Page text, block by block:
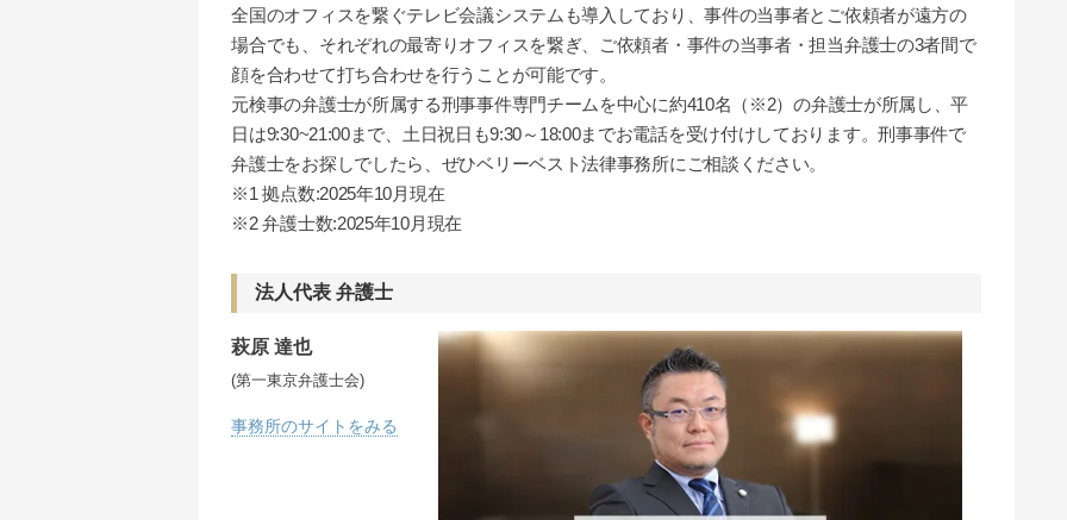
全国のオフィスを繋ぐテレビ会議システムも導入しており、事件の当事者とご依頼者が遠方の
場合でも、それぞれの最寄りオフィスを繋ぎ、ご依頼者・事件の当事者・担当弁護士の3者間で
顔を合わせて打ち合わせを行うことが可能です。
元検事の弁護士が所属する刑事事件専門チームを中心に約410名（※2）の弁護士が所属し、平
日は9:30~21:00まで、土日祝日も9:30～18:00までお電話を受け付けしております。刑事事件で
弁護士をお探しでしたら、ぜひベリーベスト法律事務所にご相談ください。
※1 拠点数:2025年10月現在
※2 弁護士数:2025年10月現在
法人代表 弁護士
萩原 達也
(第一東京弁護士会)
事務所のサイトをみる